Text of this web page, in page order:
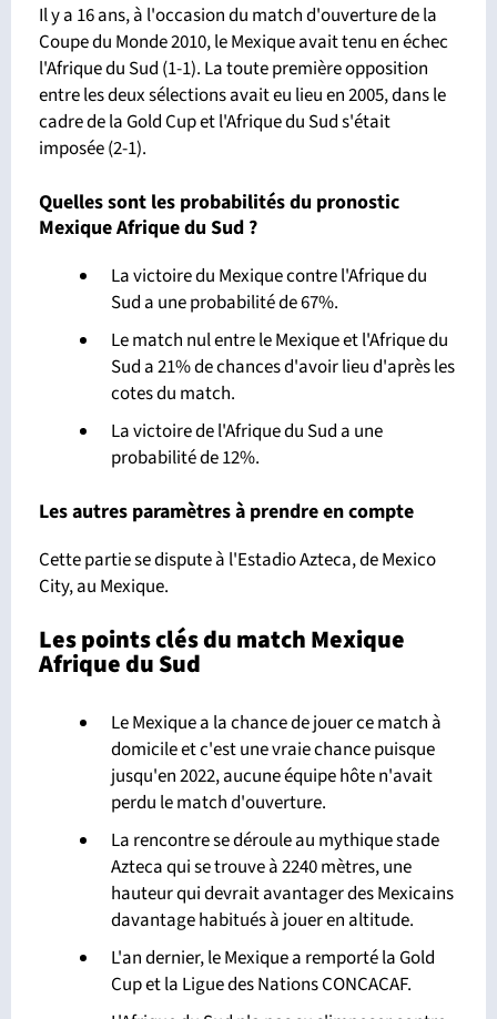
Il y a 16 ans, à l'occasion du match d'ouverture de la
Coupe du Monde 2010, le Mexique avait tenu en échec
l'Afrique du Sud (1-1). La toute première opposition
entre les deux sélections avait eu lieu en 2005, dans le
cadre de la Gold Cup et l'Afrique du Sud s'était
imposée (2-1).
Quelles sont les probabilités du pronostic
Mexique Afrique du Sud ?
La victoire du Mexique contre l'Afrique du
Sud a une probabilité de 67%.
Le match nul entre le Mexique et l'Afrique du
Sud a 21% de chances d'avoir lieu d'après les
cotes du match.
La victoire de l'Afrique du Sud a une
probabilité de 12%.
Les autres paramètres à prendre en compte
Cette partie se dispute à l'Estadio Azteca, de Mexico
City, au Mexique.
Les points clés du match Mexique
Afrique du Sud
Le Mexique a la chance de jouer ce match à
domicile et c'est une vraie chance puisque
jusqu'en 2022, aucune équipe hôte n'avait
perdu le match d'ouverture.
La rencontre se déroule au mythique stade
Azteca qui se trouve à 2240 mètres, une
hauteur qui devrait avantager des Mexicains
davantage habitués à jouer en altitude.
L'an dernier, le Mexique a remporté la Gold
Cup et la Ligue des Nations CONCACAF.